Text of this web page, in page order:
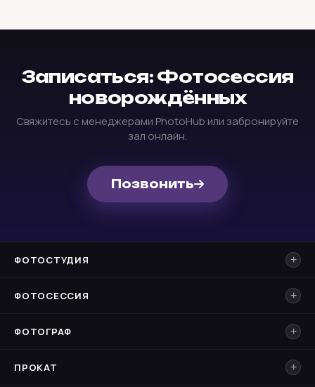
Записаться: Фотосессия
новорождённых
Свяжитесь с менеджерами PhotoHub или забронируйте
зал онлайн.
Позвонить
ФОТОСТУДИЯ +
ФОТОСЕССИЯ +
ФОТОГРАФ +
ПРОКАТ +